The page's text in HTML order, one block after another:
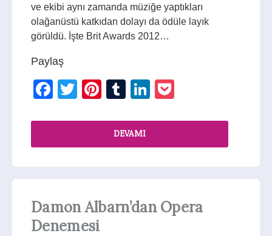
ve ekibi aynı zamanda müziğe yaptıkları
olağanüstü katkıdan dolayı da ödüle layık
görüldü. İşte Brit Awards 2012…
Paylaş
Facebook
TwitterPinterest
TumblrLinkedIn
DEVAMI
Damon Albarn’dan Opera
Denemesi